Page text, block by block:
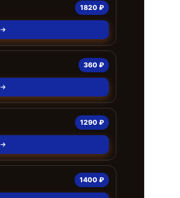
1820 ₽
360 ₽
1290 ₽
1400 ₽